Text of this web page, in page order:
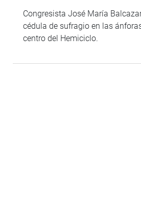
Congresista José María
cédula de sufragio en las
centro del Hemiciclo.